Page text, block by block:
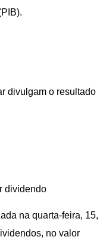
divulgam o resultado
dividendo
na quarta-feira, 15,
no valor